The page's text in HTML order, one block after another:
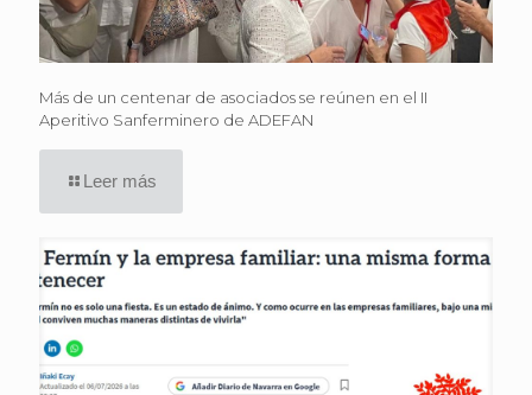
Más de un centenar de asociados se reúnen en el II
Aperitivo Sanferminero de ADEFAN
Leer más